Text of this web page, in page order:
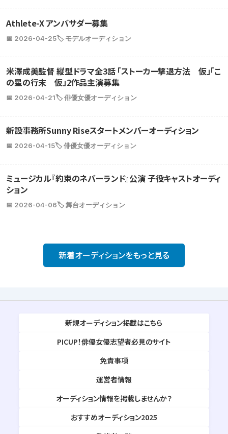
Athlete-X アンバサダー募集
📅 2026-04-25🏷️ モデルオーディション
米澤成美監督 縦型ドラマ全3話 「ストーカー撃退方法 仮」「こ
の星の行末 仮」2作品主演募集
📅 2026-04-21🏷️ 俳優女優オーディション
新設事務所Sunny Riseスタートメンバーオーディション
📅 2026-04-15🏷️ 俳優女優オーディション
ミュージカル『約束のネバーランド』公演 子役キャストオーディ
ション
📅 2026-04-06🏷️ 舞台オーディション
新着オーディションをもっと見る
新規オーディション掲載はこちら
PICUP！俳優女優志望者必見のサイト
免責事項
運営者情報
オーディション情報を掲載しませんか？
おすすめオーディション2025